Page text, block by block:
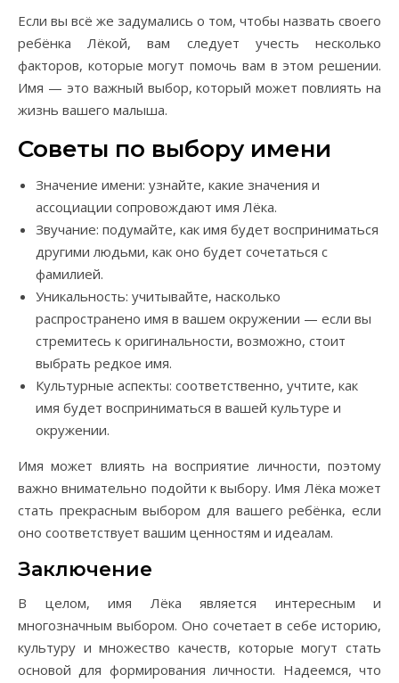
Если вы всё же задумались о том, чтобы назвать своего
ребёнка Лёкой, вам следует учесть несколько
факторов, которые могут помочь вам в этом решении.
Имя — это важный выбор, который может повлиять на
жизнь вашего малыша.
Советы по выбору имени
Значение имени: узнайте, какие значения и
ассоциации сопровождают имя Лёка.
Звучание: подумайте, как имя будет восприниматься
другими людьми, как оно будет сочетаться с
фамилией.
Уникальность: учитывайте, насколько
распространено имя в вашем окружении — если вы
стремитесь к оригинальности, возможно, стоит
выбрать редкое имя.
Культурные аспекты: соответственно, учтите, как
имя будет восприниматься в вашей культуре и
окружении.
Имя может влиять на восприятие личности, поэтому
важно внимательно подойти к выбору. Имя Лёка может
стать прекрасным выбором для вашего ребёнка, если
оно соответствует вашим ценностям и идеалам.
Заключение
В целом, имя Лёка является интересным и
многозначным выбором. Оно сочетает в себе историю,
культуру и множество качеств, которые могут стать
основой для формирования личности. Надеемся, что